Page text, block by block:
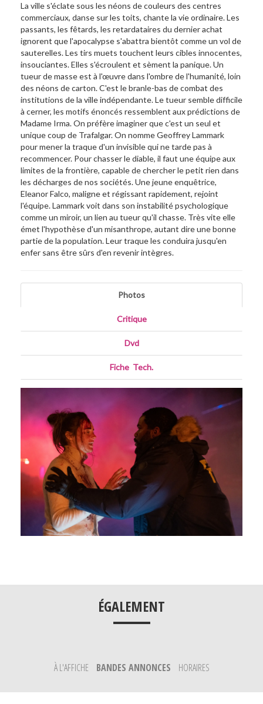
La ville s'éclate sous les néons de couleurs des centres
commerciaux, danse sur les toits, chante la vie ordinaire. Les
passants, les fêtards, les retardataires du dernier achat
ignorent que l'apocalypse s'abattra bientôt comme un vol de
sauterelles. Les tirs muets touchent leurs cibles innocentes,
insouciantes. Elles s'écroulent et sèment la panique. Un
tueur de masse est à l'œuvre dans l'ombre de l'humanité, loin
des néons de carton. C'est le branle-bas de combat des
institutions de la ville indépendante. Le tueur semble difficile
à cerner, les motifs énoncés ressemblent aux prédictions de
Madame Irma. On préfère imaginer que c'est un seul et
unique coup de Trafalgar. On nomme Geoffrey Lammark
pour mener la traque d'un invisible qui ne tarde pas à
recommencer. Pour chasser le diable, il faut une équipe aux
limites de la frontière, capable de chercher le petit rien dans
les décharges de nos sociétés. Une jeune enquêtrice,
Eleanor Falco, maligne et régissant rapidement, rejoint
l'équipe. Lammark voit dans son instabilité psychologique
comme un miroir, un lien au tueur qu'il chasse. Très vite elle
émet l'hypothèse d'un misanthrope, autant dire une bonne
partie de la population. Leur traque les conduira jusqu'en
enfer sans être sûrs d'en revenir intègres.
Photos
Critique
Dvd
Fiche Tech.
ÉGALEMENT
___
À L'AFFICHE BANDES ANNONCES HORAIRES